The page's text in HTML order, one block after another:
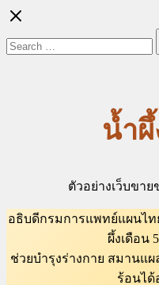
Skip
content
for:
น้ำ
ตัวอย่างเว็บขาย
อธิบดีกรมการแพทย์แผนไ
ผึ้งเดือน
ช่วยบำรุงร่างกาย สมานแ
ร้อนไ